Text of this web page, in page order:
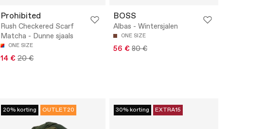
Prohibited
Rush Checkered Scarf
Matcha - Dunne sjaals
ONE SIZE
14 € 20 €
BOSS
Albas - Wintersjalen
ONE SIZE
56 € 80 €
20% korting OUTLET20 30% korting EXTRA15